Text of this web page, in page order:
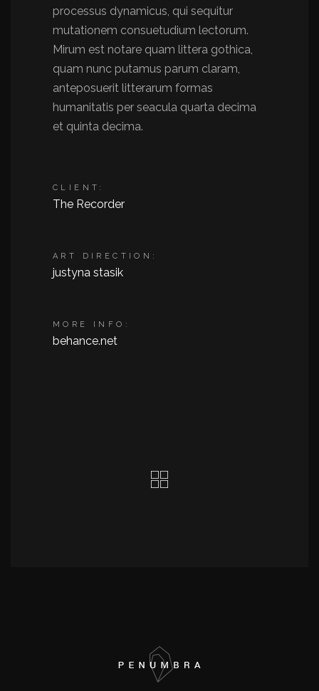
processus dynamicus, qui sequitur
mutationem consuetudium lectorum.
Mirum est notare quam littera gothica,
quam nunc putamus parum claram,
anteposuerit litterarum formas
humanitatis per seacula quarta decima
et quinta decima.
CLIENT:
The Recorder
ART DIRECTION:
justyna stasik
MORE INFO:
behance.net